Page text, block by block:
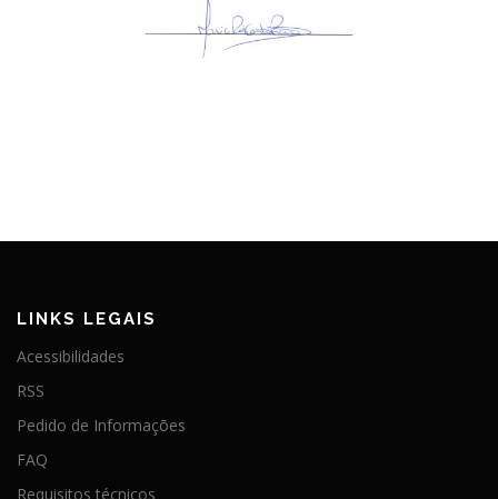
LINKS LEGAIS
Acessibilidades
RSS
Pedido de Informações
FAQ
Requisitos técnicos